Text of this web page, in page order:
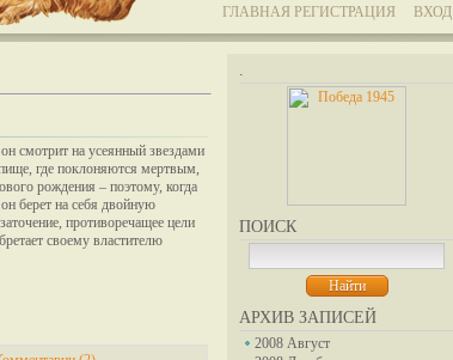
ГЛАВНАЯ РЕГИСТРАЦИЯ ВХОД
.
ПОИСК
АРХИВ ЗАПИСЕЙ
2008 Август
смотрит на усеянный звездами
где поклоняются мертвым,
рождения – поэтому, когда
берет на себя двойную
противоречащее цели
своему властителю